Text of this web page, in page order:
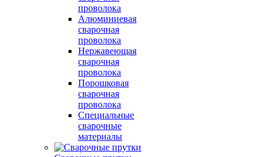
проволока
Алюминиевая
сварочная
проволока
Нержавеющая
сварочная
проволока
Порошковая
сварочная
проволока
Специальные
сварочные
материалы